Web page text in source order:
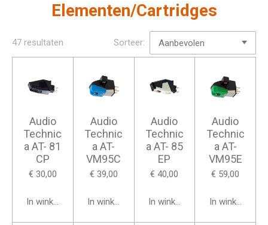
Elementen/Cartridges
47 resultaten Sorteer:
Audio
Technic
a AT- 81
CP
€ 30,00
In winkelwagen
Audio
Technic
a AT-
VM95C
€ 39,00
In winkelwagen
Audio
Technic
a AT- 85
EP
€ 40,00
In winkelwagen
Audio
Technic
a AT-
VM95E
€ 59,00
In winkelwagen